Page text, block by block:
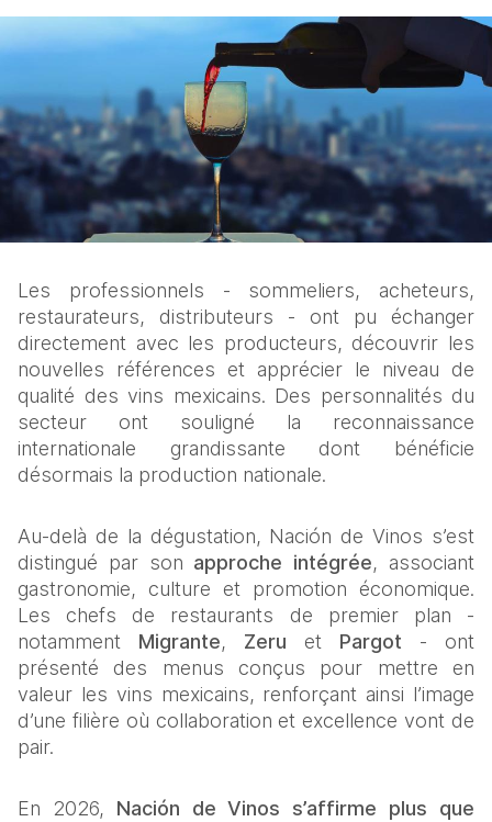
Les professionnels - sommeliers, acheteurs,
restaurateurs, distributeurs - ont pu échanger
directement avec les producteurs, découvrir les
nouvelles références et apprécier le niveau de
qualité des vins mexicains. Des personnalités du
secteur ont souligné la reconnaissance
internationale grandissante dont bénéficie
désormais la production nationale.
Au‑delà de la dégustation, Nación de Vinos s’est
distingué par son approche intégrée, associant
gastronomie, culture et promotion économique.
Les chefs de restaurants de premier plan -
notamment Migrante, Zeru et Pargot - ont
présenté des menus conçus pour mettre en
valeur les vins mexicains, renforçant ainsi l’image
d’une filière où collaboration et excellence vont de
pair.
En 2026, Nación de Vinos s’affirme plus que